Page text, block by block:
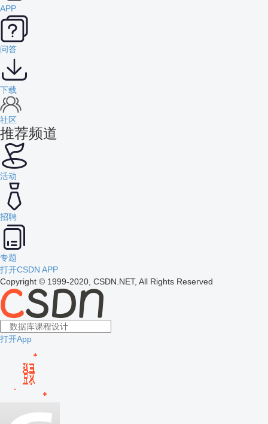
APP
问答
下载
社区
推荐频道
活动
招聘
专题
打开CSDN APP
Copyright © 1999-2020, CSDN.NET, All Rights Reserved
打开App